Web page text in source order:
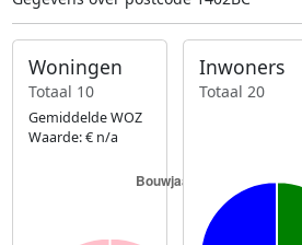
Woningen
Totaal 10
Gemiddelde WOZ
Waarde: € n/a
Inwoners
Totaal 20